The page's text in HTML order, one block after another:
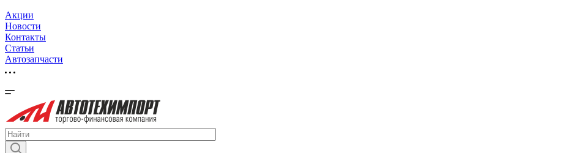
Акции
Новости
Контакты
Статьи
Автозапчасти